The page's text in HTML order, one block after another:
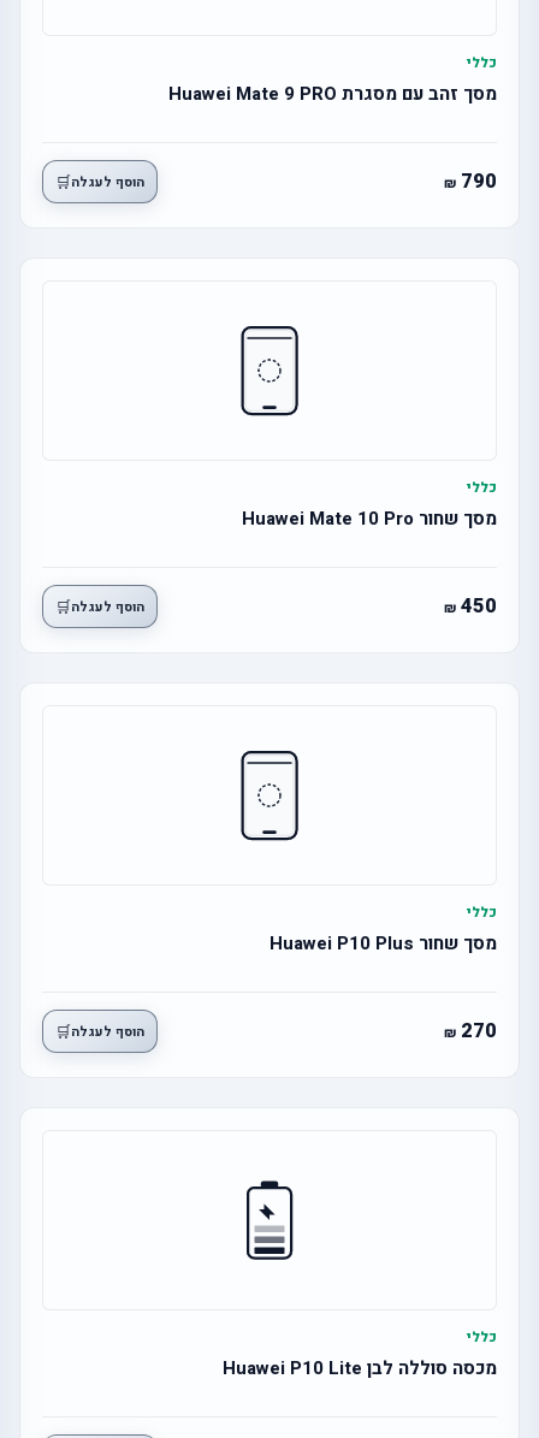
כללי
מסך זהב עם מסגרת Huawei Mate 9 PRO
790 הוסף לעגלה🛒
כללי
מסך שחור Huawei Mate 10 Pro
450 הוסף לעגלה🛒
כללי
מסך שחור Huawei P10 Plus
270 הוסף לעגלה🛒
כללי
מכסה סוללה לבן Huawei P10 Lite